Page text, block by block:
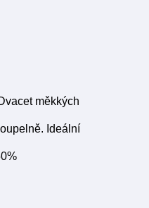
měkkých
Ideální